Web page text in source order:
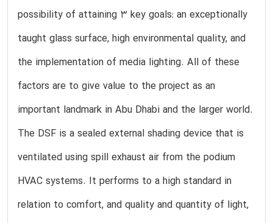
possibility of attaining 3 key goals: an exceptionally
taught glass surface, high environmental quality, and
the implementation of media lighting. All of these
factors are to give value to the project as an
important landmark in Abu Dhabi and the larger world.
The DSF is a sealed external shading device that is
ventilated using spill exhaust air from the podium
HVAC systems. It performs to a high standard in
relation to comfort, and quality and quantity of light,